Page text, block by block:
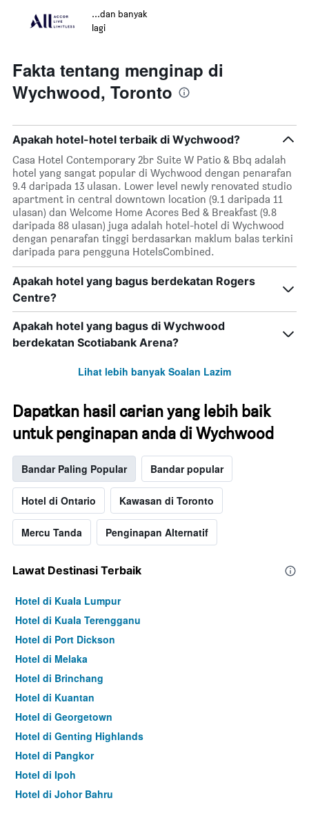
...dan banyak
lagi
Fakta tentang menginap di
Wychwood, Toronto
Apakah hotel-hotel terbaik di Wychwood?
Casa Hotel Contemporary 2br Suite W Patio & Bbq adalah
hotel yang sangat popular di Wychwood dengan penarafan
9.4 daripada 13 ulasan. Lower level newly renovated studio
apartment in central downtown location (9.1 daripada 11
ulasan) dan Welcome Home Acores Bed & Breakfast (9.8
daripada 88 ulasan) juga adalah hotel-hotel di Wychwood
dengan penarafan tinggi berdasarkan maklum balas terkini
daripada para pengguna HotelsCombined.
Apakah hotel yang bagus berdekatan Rogers
Centre?
Apakah hotel yang bagus di Wychwood
berdekatan Scotiabank Arena?
Lihat lebih banyak Soalan Lazim
Dapatkan hasil carian yang lebih baik
untuk penginapan anda di Wychwood
Bandar Paling Popular Bandar popular
Hotel di Ontario Kawasan di Toronto
Mercu Tanda Penginapan Alternatif
Lawat Destinasi Terbaik
Hotel di Kuala Lumpur
Hotel di Kuala Terengganu
Hotel di Port Dickson
Hotel di Melaka
Hotel di Brinchang
Hotel di Kuantan
Hotel di Georgetown
Hotel di Genting Highlands
Hotel di Pangkor
Hotel di Ipoh
Hotel di Johor Bahru